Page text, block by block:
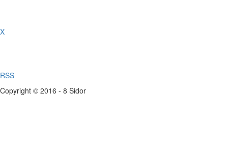
X
RSS
Copyright © 2016 - 8 Sidor